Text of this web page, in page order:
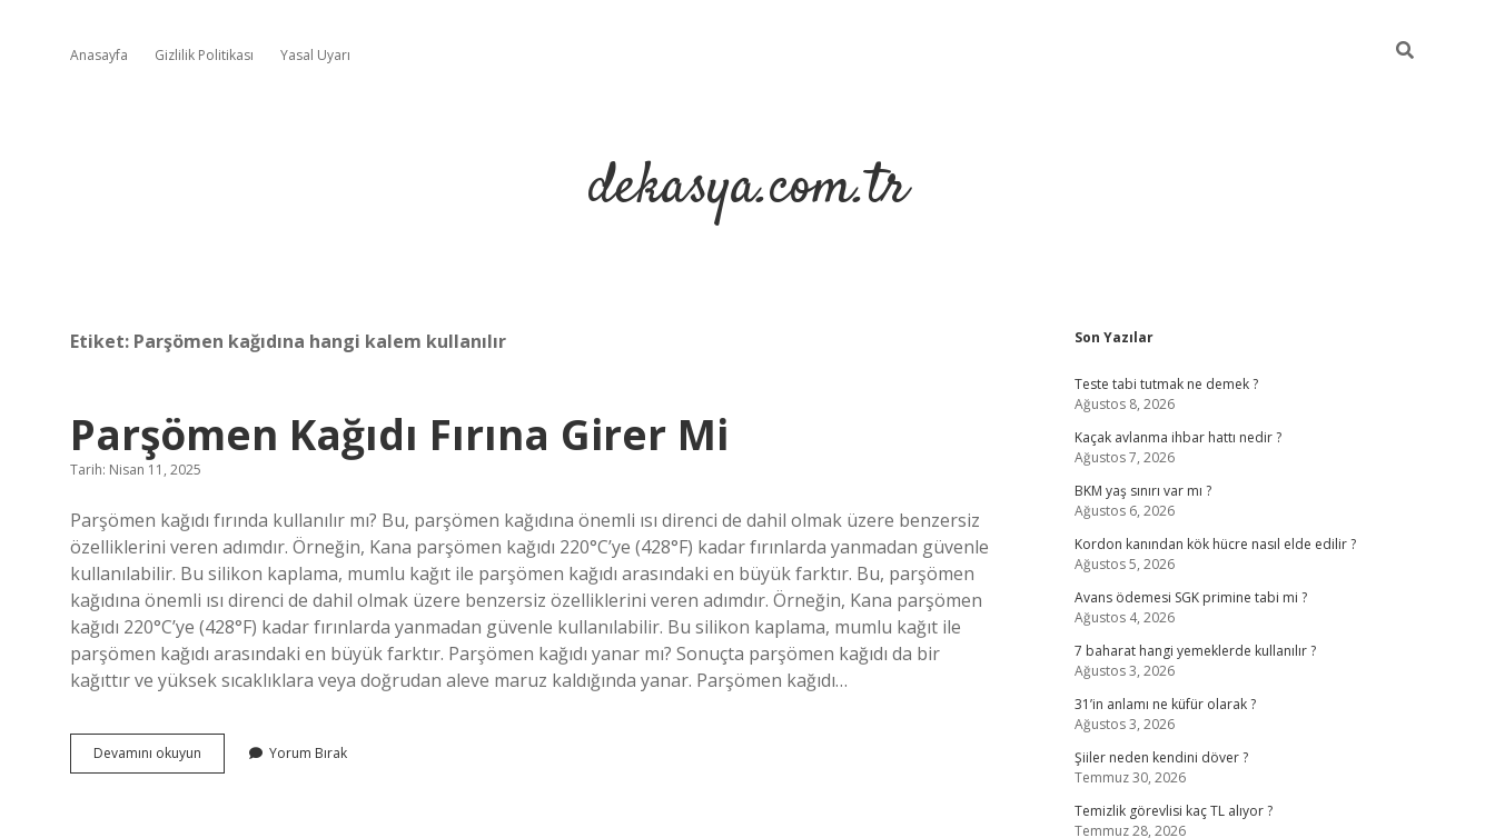
Anasayfa Gizlilik Politikası Yasal Uyarı
dekasya.com.tr
Etiket: Parşömen kağıdına hangi kalem kullanılır
Parşömen Kağıdı Fırına Girer Mi
Tarih: Nisan 11, 2025
Parşömen kağıdı fırında kullanılır mı? Bu, parşömen kağıdına önemli ısı direnci de dahil olmak üzere benzersiz
özelliklerini veren adımdır. Örneğin, Kana parşömen kağıdı 220°C’ye (428°F) kadar fırınlarda yanmadan güvenle
kullanılabilir. Bu silikon kaplama, mumlu kağıt ile parşömen kağıdı arasındaki en büyük farktır. Bu, parşömen
kağıdına önemli ısı direnci de dahil olmak üzere benzersiz özelliklerini veren adımdır. Örneğin, Kana parşömen
kağıdı 220°C’ye (428°F) kadar fırınlarda yanmadan güvenle kullanılabilir. Bu silikon kaplama, mumlu kağıt ile
parşömen kağıdı arasındaki en büyük farktır. Parşömen kağıdı yanar mı? Sonuçta parşömen kağıdı da bir
kağıttır ve yüksek sıcaklıklara veya doğrudan aleve maruz kaldığında yanar. Parşömen kağıdı…
Devamını okuyun Parşömen
Kağıdı
Yorum Bırak
Sidebar
Son Yazılar
Teste tabi tutmak ne demek ?
Ağustos 8, 2026
Kaçak avlanma ihbar hattı nedir ?
Ağustos 7, 2026
BKM yaş sınırı var mı ?
Ağustos 6, 2026
Kordon kanından kök hücre nasıl elde edilir ?
Ağustos 5, 2026
Avans ödemesi SGK primine tabi mi ?
Ağustos 4, 2026
7 baharat hangi yemeklerde kullanılır ?
Ağustos 3, 2026
31’in anlamı ne küfür olarak ?
Ağustos 3, 2026
Şiiler neden kendini döver ?
Temmuz 30, 2026
Temizlik görevlisi kaç TL alıyor ?
Temmuz 28, 2026
betexper giriş